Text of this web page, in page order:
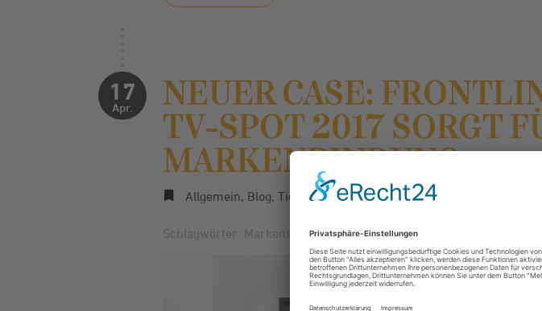
17
Apr.
NEUER CASE:
TV-SPOT 2017 SORGT
MARKENBINDUNG
Allgemein, Blog, Tiergesundheit Kristin Goldschmitz
Schlagwörter: Markenstrategie,VKF - Verkaufsförderung